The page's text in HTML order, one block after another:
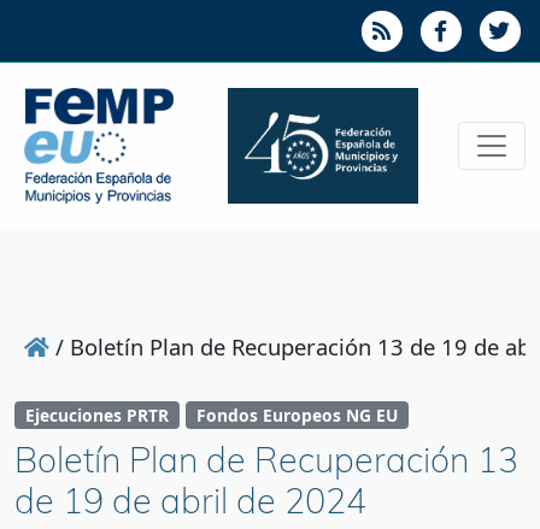
/ Boletín Plan de Recuperación 13 de 19 de
Ejecuciones PRTR Fondos Europeos NG EU
Boletín Plan de Recuperación 13
de 19 de abril de 2024